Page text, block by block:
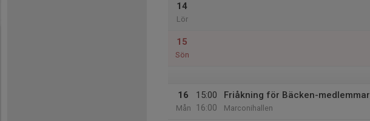
14
Lör
15
Sön
16
Mån
15:00
16:00
Friåkning för Bäcken-medlemmar
Marconihallen